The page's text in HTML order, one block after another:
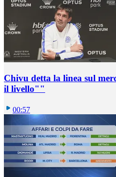
Chivu detta la linea sul
il livello""
00:57